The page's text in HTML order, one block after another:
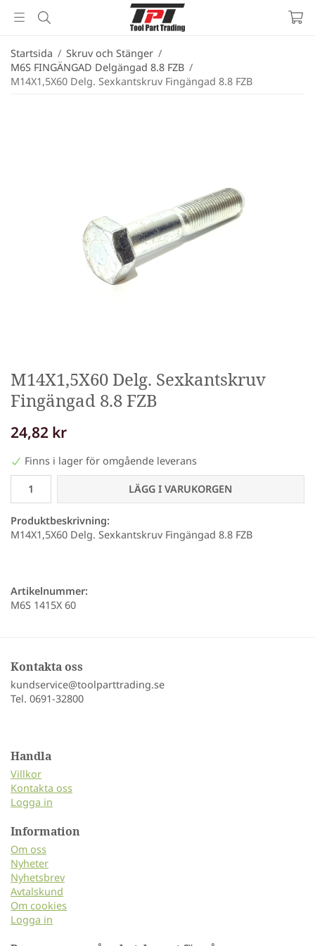
Startsida / Skruv och Stänger /
M6S FINGÄNGAD Delgängad 8.8 FZB /
M14X1,5X60 Delg. Sexkantskruv Fingängad 8.8 FZB
M14X1,5X60 Delg. Sexkantskruv
Fingängad 8.8 FZB
24,82 kr
Finns i lager för omgående leverans
LÄGG I VARUKORGEN
Produktbeskrivning:
M14X1,5X60 Delg. Sexkantskruv Fingängad 8.8 FZB
Artikelnummer:
M6S 1415X 60
Kontakta oss
kundservice@toolparttrading.se
Tel. 0691-32800
Handla
Villkor
Kontakta oss
Logga in
Information
Om oss
Nyheter
Nyhetsbrev
Avtalskund
Om cookies
Logga in